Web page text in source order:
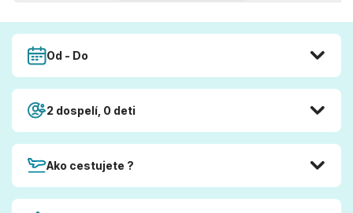
Od - Do
2 dospelí, 0 deti
Ako cestujete ?